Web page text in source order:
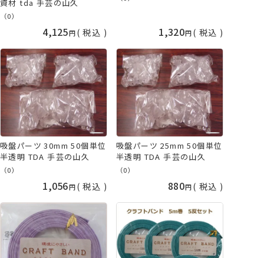
資材 tda 手芸の山久
（0）
4,125 税込 1,320 税込
吸盤パーツ 30mm 50個単位
半透明 TDA 手芸の山久
（0）
1,056 税込
吸盤パーツ 25mm 50個単位
半透明 TDA 手芸の山久
（0）
880 税込